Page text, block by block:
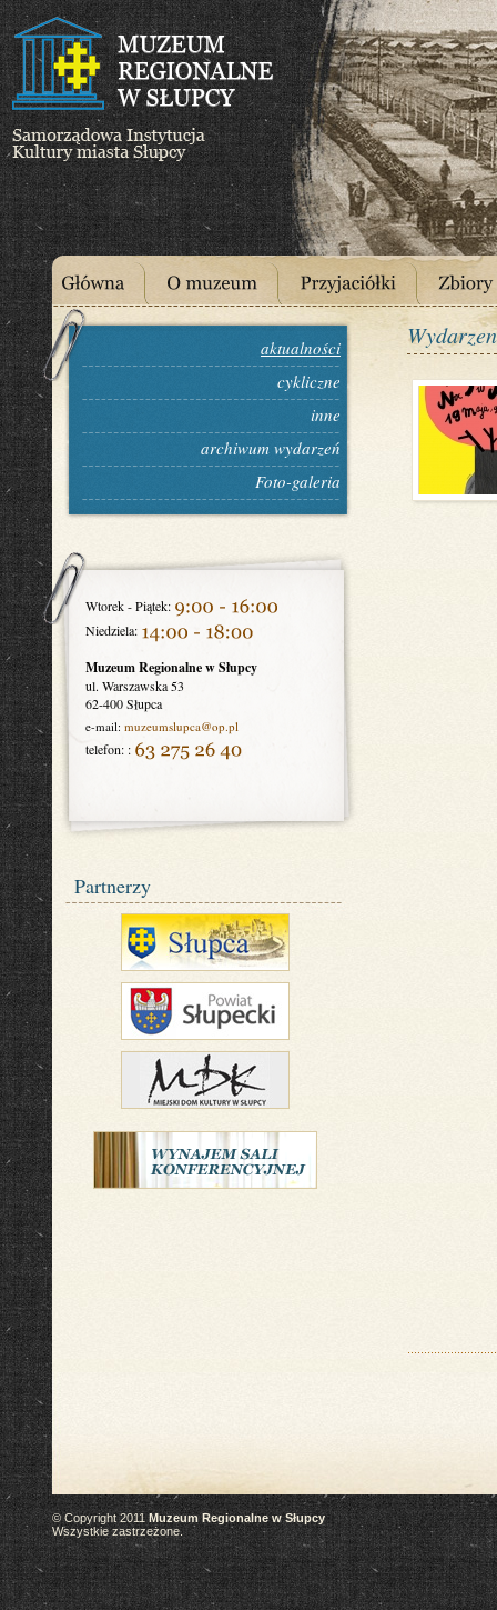
aktualności
cykliczne
inne
archiwum wydarzeń
Foto-galeria
Wtorek - Piątek:
Niedziela:
Muzeum Regionalne w Słupcy
ul. Warszawska 53
62-400 Słupca
e-mail: muzeumslupca@op.pl
telefon: :
Partnerzy
© Copyright 2011Muzeum Regionalne w Słupcy
Wszystkie zastrzeżone.